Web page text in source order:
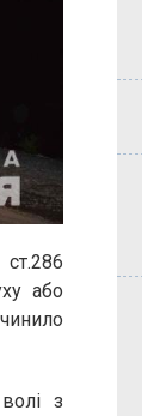
або
з